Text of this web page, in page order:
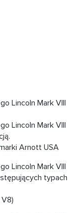
Lincoln Mark VIII
Lincoln Mark VIII
Arnott USA
Lincoln Mark VIII
typach